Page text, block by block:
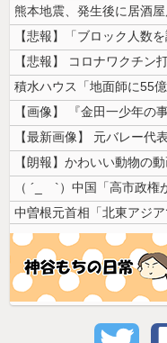
熊本地震、発生後に居酒
【悲報】 コロナワクチン
中曽根元首相「北東アジ